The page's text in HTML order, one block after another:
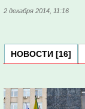
2 декабря 2014, 11:16
НОВОСТИ [16]